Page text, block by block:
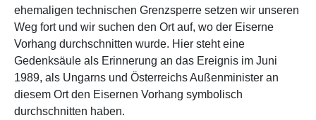
ehemaligen technischen Grenzsperre setzen wir unseren
Weg fort und wir suchen den Ort auf, wo der Eiserne
Vorhang durchschnitten wurde. Hier steht eine
Gedenksäule als Erinnerung an das Ereignis im Juni
1989, als Ungarns und Österreichs Außenminister an
diesem Ort den Eisernen Vorhang symbolisch
durchschnitten haben.